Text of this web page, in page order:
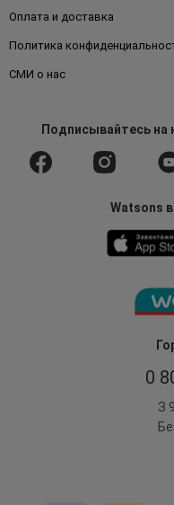
0
З
Оплата и доставка
Политика
СМИ о нас
Подписывайтесьна
Watsons